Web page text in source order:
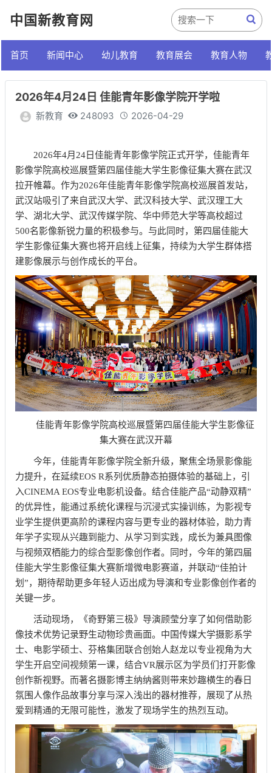
中国新教育网
首页 新闻中心 幼儿教育 教育展会 教育人物
2026年4月24日 佳能青年影像学院开学啦
新教育 248093 2026-04-29
2026年4月24日佳能青年影像学院正式开学，佳能青年
影像学院高校巡展暨第四届佳能大学生影像征集大赛在武汉
拉开帷幕。作为2026年佳能青年影像学院高校巡展首发站，
武汉站吸引了来自武汉大学、武汉科技大学、武汉理工大
学、湖北大学、武汉传媒学院、华中师范大学等高校超过
500名影像新锐力量的积极参与。与此同时，第四届佳能大
学生影像征集大赛也将开启线上征集，持续为大学生群体搭
建影像展示与创作成长的平台。
佳能青年影像学院高校巡展暨第四届佳能大学生影像征
集大赛在武汉开幕
今年，佳能青年影像学院全新升级，聚焦全场景影像能
力提升，在延续EOS R系列优质静态拍摄体验的基础上，引
入CINEMA EOS专业电影机设备。结合佳能产品“动静双精”
的优异性，能通过系统化课程与沉浸式实操训练，为影视专
业学生提供更高阶的课程内容与更专业的器材体验，助力青
年学子实现从兴趣到能力、从学习到实践，成长为兼具图像
与视频双栖能力的综合型影像创作者。同时，今年的第四届
佳能大学生影像征集大赛新增微电影赛道，并联动“佳拍计
划”，期待帮助更多年轻人迈出成为导演和专业影像创作者的
关键一步。
活动现场，《奇野第三极》导演顾莹分享了如何借助影
像技术优势记录野生动物珍贵画面。中国传媒大学摄影系学
士、电影学硕士、芬格集团联合创始人赵龙以专业视角为大
学生开启空间视频第一课，结合VR展示区为学员们打开影像
创作新视野。而著名摄影博主纳纳酱则带来妙趣横生的春日
氛围人像作品故事分享与深入浅出的器材推荐，展现了从热
爱到精通的无限可能性，激发了现场学生的热烈互动。